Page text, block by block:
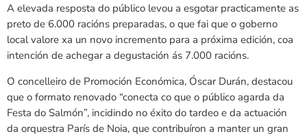
A elevada resposta do público levou a esgotar practicamente as
preto de 6.000 racións preparadas, o que fai que o goberno
local valore xa un novo incremento para a próxima edición, coa
intención de achegar a degustación ás 7.000 racións.
O concelleiro de Promoción Económica, Óscar Durán, destacou
que o formato renovado “conecta co que o público agarda da
Festa do Salmón”, incidindo no éxito do tardeo e da actuación
da orquestra París de Noia, que contribuíron a manter un gran